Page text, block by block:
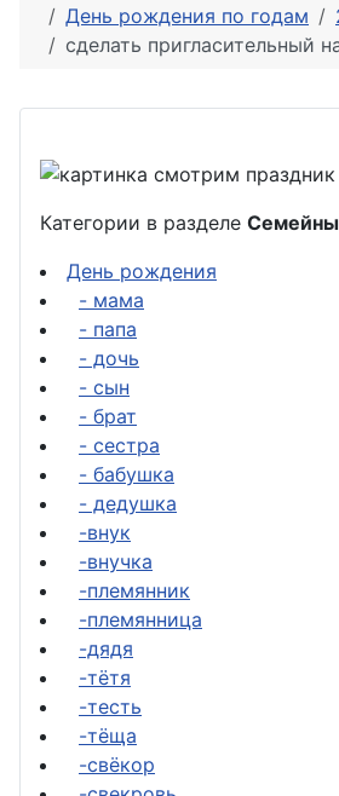
День рождения по годам
сделать пригласительный
Категории в разделе
День рождения
- мама
- папа
- дочь
- сын
- брат
- сестра
- бабушка
- дедушка
-внук
-внучка
-племянник
-племянница
-дядя
-тётя
-тесть
-тёща
-свёкор